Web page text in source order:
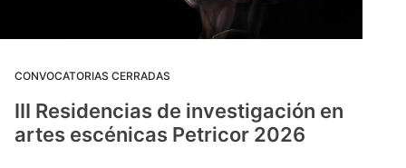
CONVOCATORIAS CERRADAS
III Residencias de investigación en
artes escénicas Petricor 2026